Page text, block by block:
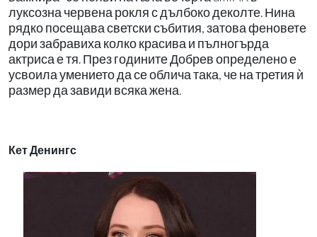
луксозна червена рокля с дълбоко деколте. Нина
рядко посещава светски събития, затова феновете
дори забравиха колко красива и пълногърда
актриса е тя. През годините Добрев определено е
усвоила умението да се облича така, че на третия ѝ
размер да завиди всяка жена.
Кет Денингс